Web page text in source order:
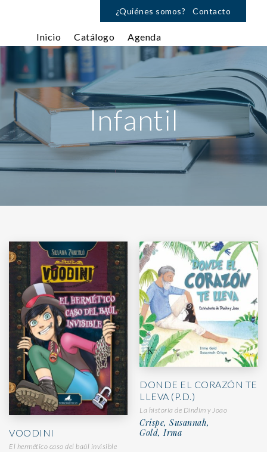
¿Quiénes somos? Contacto
Inicio Catálogo Agenda
Infantil
VOODINI
El hermético caso del baúl invisible
DONDE EL CORAZÓN TE
LLEVA (P.D.)
La historia de Dindim y Joao
Crispe, Susannah,
Gold, Irma